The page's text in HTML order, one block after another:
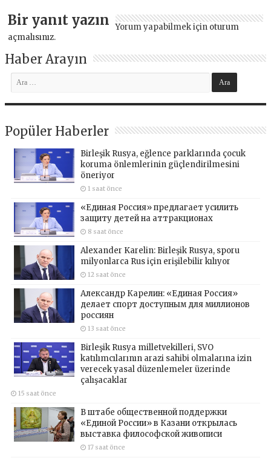
Bir yanıt yazın Yorum yapabilmek için oturum
açmalısınız.
Haber Arayın
Popüler Haberler
Birleşik Rusya, eğlence parklarında çocuk
koruma önlemlerinin güçlendirilmesini
öneriyor
1 saat önce
«Единая Россия» предлагает усилить
защиту детей на аттракционах
8 saat önce
Alexander Karelin: Birleşik Rusya, sporu
milyonlarca Rus için erişilebilir kılıyor
12 saat önce
Александр Карелин: «Единая Россия»
делает спорт доступным для миллионов
россиян
13 saat önce
Birleşik Rusya milletvekilleri, SVO
katılımcılarının arazi sahibi olmalarına izin
verecek yasal düzenlemeler üzerinde
çalışacaklar
15 saat önce
В штабе общественной поддержки
«Единой России» в Казани открылась
выставка философской живописи
17 saat önce